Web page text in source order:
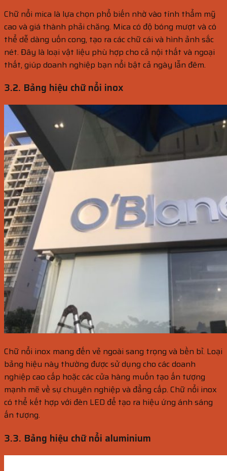
Chữ nổi mica là lựa chọn phổ biến nhờ vào tính thẩm mỹ
cao và giá thành phải chăng. Mica có độ bóng mượt và có
thể dễ dàng uốn cong, tạo ra các chữ cái và hình ảnh sắc
nét. Đây là loại vật liệu phù hợp cho cả nội thất và ngoại
thất, giúp doanh nghiệp bạn nổi bật cả ngày lẫn đêm.
3.2. Bảng hiệu chữ nổi inox
Chữ nổi inox mang đến vẻ ngoài sang trọng và bền bỉ. Loại
bảng hiệu này thường được sử dụng cho các doanh
nghiệp cao cấp hoặc các cửa hàng muốn tạo ấn tượng
mạnh mẽ về sự chuyên nghiệp và đẳng cấp. Chữ nổi inox
có thể kết hợp với đèn LED để tạo ra hiệu ứng ánh sáng
ấn tượng.
3.3. Bảng hiệu chữ nổi aluminium